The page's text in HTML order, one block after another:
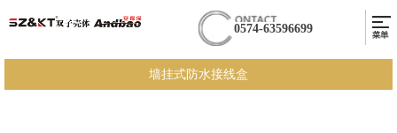
0574-63596699
墙挂式防水接线盒